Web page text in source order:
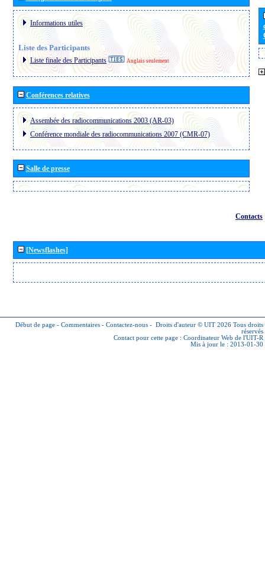
Informations utiles
Liste des Participants
Liste finale des Participants Anglais seulement
Conférences relatives
Assembée des radiocommunications 2003 (AR-03)
Conférence mondiale des radiocommunications 2007 (CMR-07)
Salle de presse
Contacts
[Newsflashes]
Début de page - Commentaires - Contactez-nous - Droits d'auteur © UIT 2026 Tous droits
réservés
Contact pour cette page : Coordinateur Web de l'UIT-R
Mis à jour le : 2013-01-30